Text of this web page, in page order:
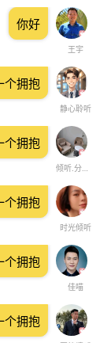
王宇
你好
静心聆听
个拥抱
倾听.分析.解答。男老师
个拥抱
时光倾听
个拥抱
佳喵
个拥抱
个拥抱